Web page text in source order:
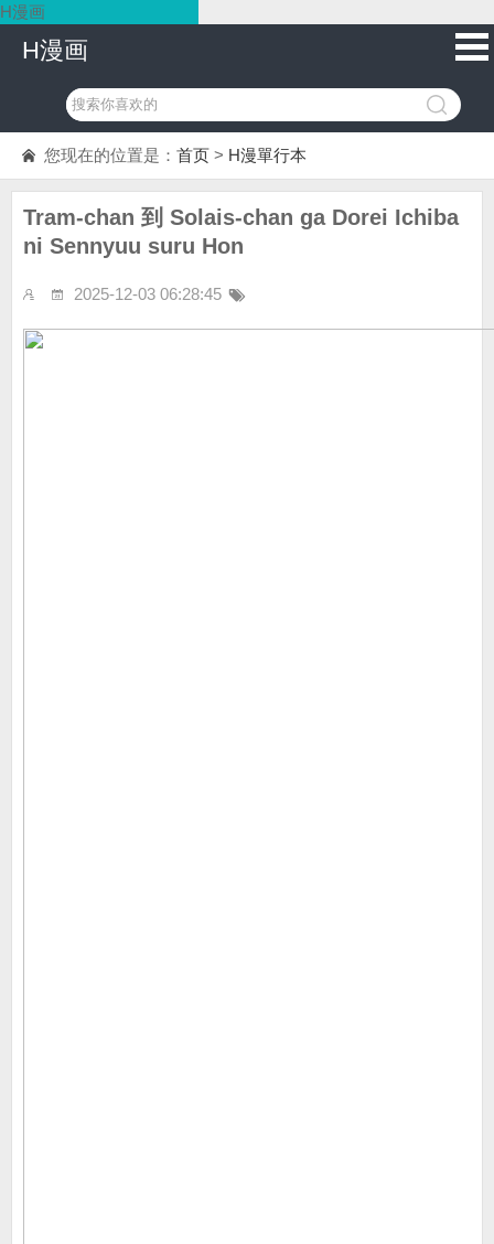
H漫画
H漫画
您现在的位置是： 首页 > H漫單行本
Tram-chan 到 Solais-chan ga Dorei Ichiba
ni Sennyuu suru Hon
2025-12-03 06:28:45